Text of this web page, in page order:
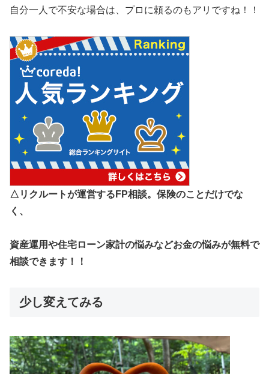
自分一人で不安な場合は、プロに頼るのもアリですね！！
△リクルートが運営するFP相談。保険のことだけでな
く、
資産運用や住宅ローン家計の悩みなどお金の悩みが無料で
相談できます！！
少し変えてみる